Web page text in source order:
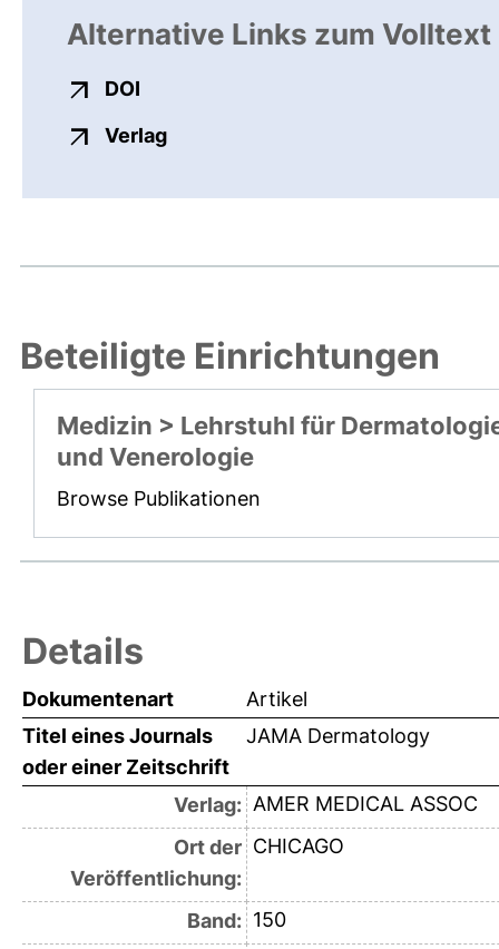
Alternative Links zum Volltext
DOI
Verlagexterner Link, öffnet neues
Beteiligte Einrichtungen
Medizin > Lehrstuhl für
und Venerologie
Browse Publikationen
Details
Dokumentenart
Artikel
Titel eines Journals
oder einer Zeitschrift
JAMA Dermatology
Verlag: AMER MEDICAL ASSOC
Ort der
Veröffentlichung:
CHICAGO
Band: 150